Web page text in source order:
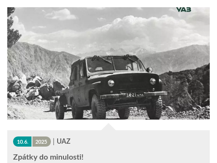
10.6. 2025 | UAZ
Zpátky do minulosti!